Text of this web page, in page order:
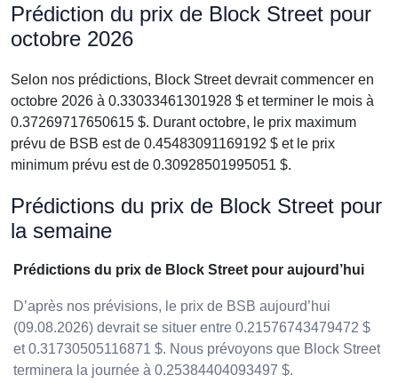
Prédiction du prix de Block Street pour
octobre 2026
Selon nos prédictions, Block Street devrait commencer en
octobre 2026 à 0.33033461301928 $ et terminer le mois à
0.37269717650615 $. Durant octobre, le prix maximum
prévu de BSB est de 0.45483091169192 $ et le prix
minimum prévu est de 0.30928501995051 $.
Prédictions du prix de Block Street pour
la semaine
Prédictions du prix de Block Street pour aujourd’hui
D’après nos prévisions, le prix de BSB aujourd’hui
(09.08.2026) devrait se situer entre 0.21576743479472 $
et 0.31730505116871 $. Nous prévoyons que Block Street
terminera la journée à 0.25384404093497 $.